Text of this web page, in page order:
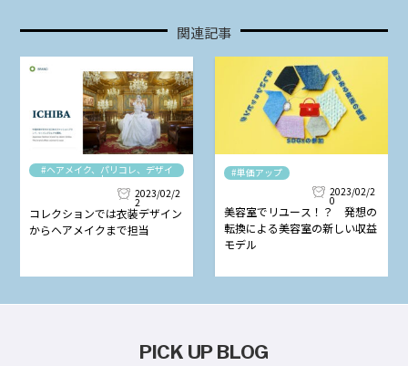
関連記事
#ヘアメイク、パリコレ、デザイ
ナー
2023/02/2
2
コレクションでは衣装デザイン
からヘアメイクまで担当
#単価アップ
2023/02/2
0
美容室でリユース！？ 発想の
転換による美容室の新しい収益
モデル
PICK UP BLOG